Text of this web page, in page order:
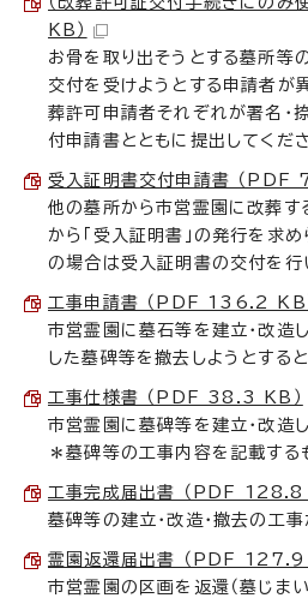
KB）
お骨を取り出そうとする墓所等
交付を受けようとする申請者が
葬許可申請者それぞれが署名・
付申請書とともに提出してくださ
受入証明書交付申請書 （PDF
他の墓所から市営霊園に改葬す
から「受入証明書」の発行を求め
の場合は受入証明書の交付を行
工事申請書 （PDF 136.2 KB
市営霊園に墓石等を建立・改造
した墓碑等を撤去しようとする
工事仕様書 （PDF 38.3 KB）
市営霊園に墓碑等を建立・改造
＊墓碑等の工事内容を記載する
工事完成届出書 （PDF 128.8
墓碑等の建立・改造・撤去の工
霊園返還届出書 （PDF 127.9
市営霊園の区画を返還（墓じまい